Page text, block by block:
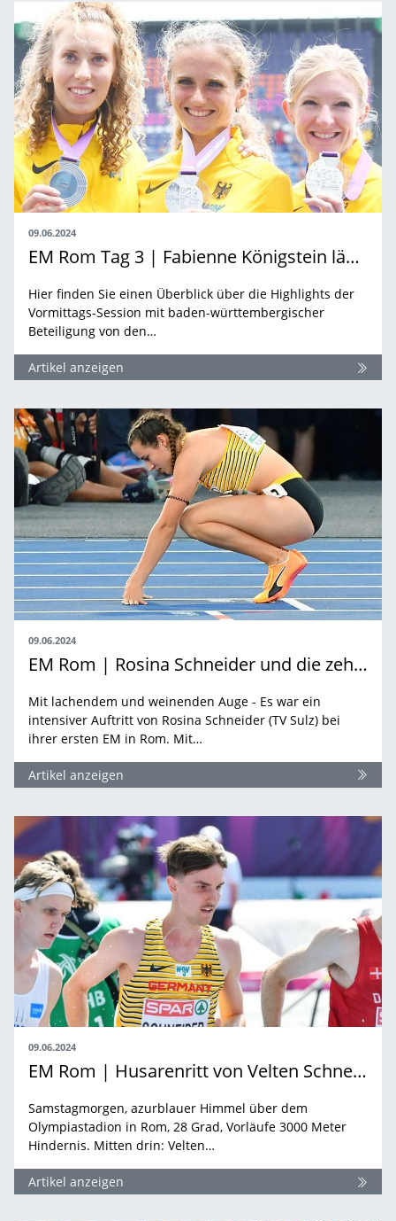
09.06.2024
EM Rom Tag 3 | Fabienne Königstein läuft im Team zu Silber
Hier finden Sie einen Überblick über die Highlights der
Vormittags-Session mit baden-württembergischer
Beteiligung von den…
Artikel anzeigen
09.06.2024
EM Rom | Rosina Schneider und die zehnte Hürde
Mit lachendem und weinenden Auge - Es war ein
intensiver Auftritt von Rosina Schneider (TV Sulz) bei
ihrer ersten EM in Rom. Mit…
Artikel anzeigen
09.06.2024
EM Rom | Husarenritt von Velten Schneider
Samstagmorgen, azurblauer Himmel über dem
Olympiastadion in Rom, 28 Grad, Vorläufe 3000 Meter
Hindernis. Mitten drin: Velten…
Artikel anzeigen